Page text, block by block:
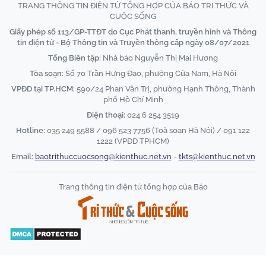
TRANG THÔNG TIN ĐIỆN TỬ TỔNG HỢP CỦA BÁO TRI THỨC VÀ
CUỘC SỐNG
Giấy phép số 113/GP-TTĐT do Cục Phát thanh, truyền hình và Thông
tin điện tử - Bộ Thông tin và Truyền thông cấp ngày 08/07/2021
Tổng Biên tập: Nhà báo Nguyễn Thị Mai Hương
Tòa soạn: Số 70 Trần Hưng Đạo, phường Cửa Nam, Hà Nội
VPĐD tại TP.HCM: 590/24 Phan Văn Trị, phường Hạnh Thông, Thành
phố Hồ Chí Minh
Điện thoại: 024 6 254 3519
Hotline: 035 249 5588 / 096 523 7756 (Toà soạn Hà Nội) / 091 122
1222 (VPĐD TPHCM)
Email: baotrithuccuocsong@kienthuc.net.vn - tkts@kienthuc.net.vn
Trang thông tin điện tử tổng hợp của Báo